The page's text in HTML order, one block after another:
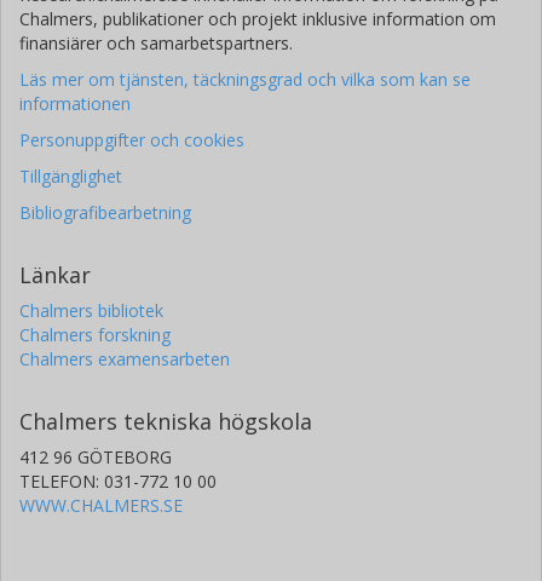
Chalmers, publikationer och projekt inklusive information om
finansiärer och samarbetspartners.
Läs mer om tjänsten, täckningsgrad och vilka som kan se
informationen
Personuppgifter och cookies
Tillgänglighet
Bibliografibearbetning
Länkar
Chalmers bibliotek
Chalmers forskning
Chalmers examensarbeten
Chalmers tekniska högskola
412 96 GÖTEBORG
TELEFON: 031-772 10 00
WWW.CHALMERS.SE